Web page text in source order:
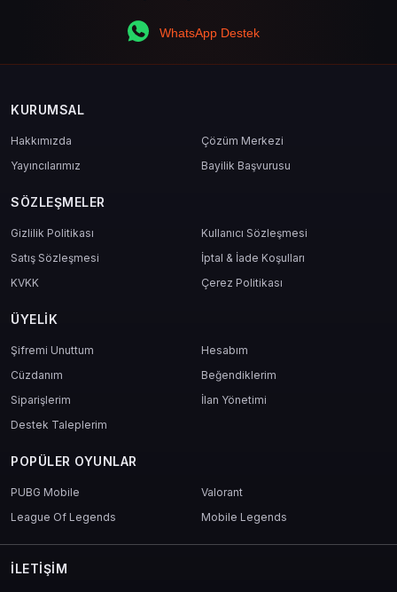
WhatsApp Destek
KURUMSAL
Hakkımızda
Çözüm Merkezi
Yayıncılarımız
Bayilik Başvurusu
SÖZLEŞMELER
Gizlilik Politikası
Kullanıcı Sözleşmesi
Satış Sözleşmesi
İptal & İade Koşulları
KVKK
Çerez Politikası
ÜYELIK
Şifremi Unuttum
Hesabım
Cüzdanım
Beğendiklerim
Siparişlerim
İlan Yönetimi
Destek Taleplerim
POPÜLER OYUNLAR
PUBG Mobile
Valorant
League Of Legends
Mobile Legends
İLETIŞIM